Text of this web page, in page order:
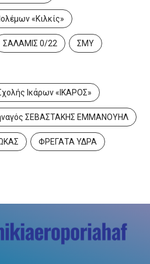
«Κιλκίς»
ΣΑΛΑΜΙΣ 0/22 ΣΜΥ
Ικάρων «ΙΚΑΡΟΣ»
ΣΕΒΑΣΤΑΚΗΣ ΕΜΜΑΝΟΥΗΛ
ΦΡΕΓΑΤΑ ΥΔΡΑ